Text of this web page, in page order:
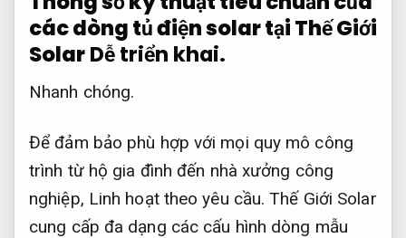
các dòng tủ điện solar tại Thế Giới
SolarDễ triển khai.
Nhanh chóng.
Để đảm bảo phù hợp với mọi quy mô công
trình từ hộ gia đình đến nhà xưởng công
nghiệp, Linh hoạt theo yêu cầu. Thế Giới Solar
cung cấp đa dạng các cấu hình dòng mẫu